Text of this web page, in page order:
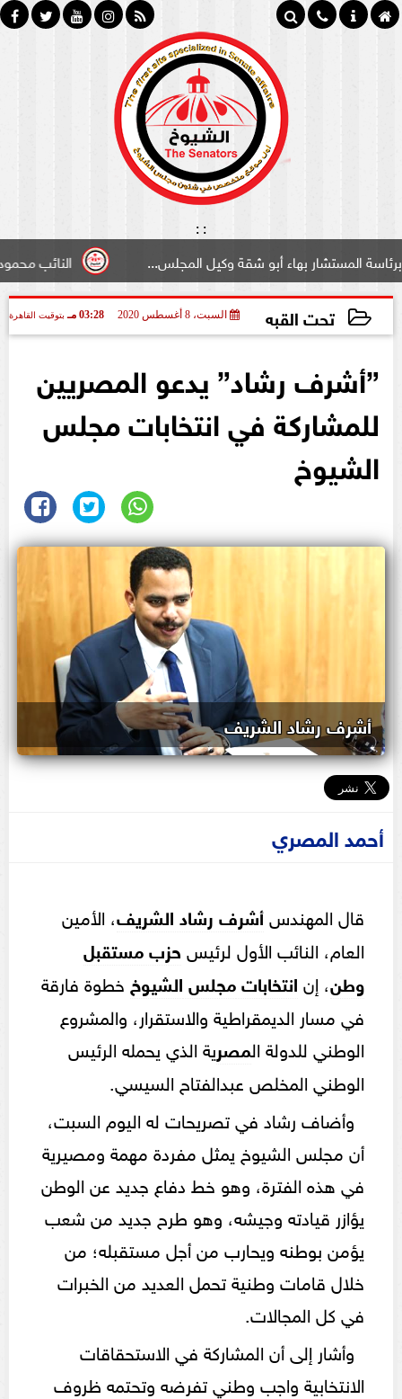
:
:
النائب محمود سامي
بهاء أبو شقة وكيل المجلس...
تحت القبه السبت، 8 أغسطس 2020 03:28 مـ بتوقيت القاهرة
”أشرف رشاد” يدعو المصريين
للمشاركة في انتخابات مجلس
الشيوخ
أشرف رشاد الشريف
أحمد المصري
قال المهندسأشرف رشاد الشريف، الأمين
العام، النائب الأول لرئيس حزب مستقبل
وطن، إن انتخاباتمجلس الشيوخ خطوة فارقة
في مسار الديمقراطية والاستقرار، والمشروع
الوطني للدولة المصرية الذي يحمله الرئيس
الوطني المخلص عبدالفتاح السيسي.
وأضاف رشاد في تصريحات له اليوم السبت،
أن مجلس الشيوخ يمثل مفردة مهمة ومصيرية
في هذه الفترة، وهو خط دفاع جديد عن الوطن
يؤازر قيادته وجيشه، وهو طرح جديد من شعب
يؤمن بوطنه ويحارب من أجل مستقبله؛ من
خلال قامات وطنية تحمل العديد من الخبرات
في كل المجالات.
وأشار إلى أن المشاركة في الاستحقاقات
الانتخابية واجب وطني تفرضه وتحتمه ظروف